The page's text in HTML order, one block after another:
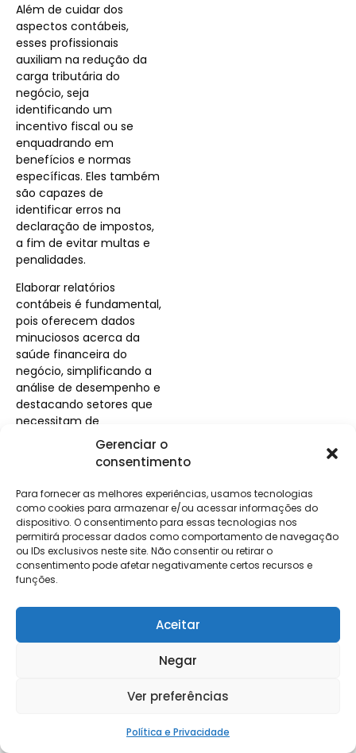
Gerenciar o
consentimento
Para fornecer as melhores experiências, usamos tecnologias
como cookies para armazenar e/ou acessar informações do
dispositivo. O consentimento para essas tecnologias nos
permitirá processar dados como comportamento de navegação
ou IDs exclusivos neste site. Não consentir ou retirar o
consentimento pode afetar negativamente certos recursos e
funções.
Aceitar
Negar
Ver preferências
Política e Privacidade
Além de cuidar dos
aspectos contábeis,
esses profissionais
auxiliam na redução da
carga tributária do
negócio, seja
identificando um
incentivo fiscal ou se
enquadrando em
benefícios e normas
específicas. Eles também
são capazes de
identificar erros na
declaração de impostos,
a fim de evitar multas e
penalidades.
Elaborar relatórios
contábeis é fundamental,
pois oferecem dados
minuciosos acerca da
saúde financeira do
negócio, simplificando a
análise de desempenho e
destacando setores que
necessitam de
aprimoramento. O
investimentos pode
impulsionar o
crescimento da
companhia ao auxiliar na
seleção de alternativas
financeiras mais
apropriadas, visando
aumentar o capital de
giro e ampliar as
papel importante ao
jurídicos para diminuição